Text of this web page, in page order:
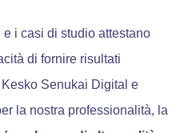
i casi di studio attestano
di fornire risultati
Senukai Digital e
la nostra professionalità, la